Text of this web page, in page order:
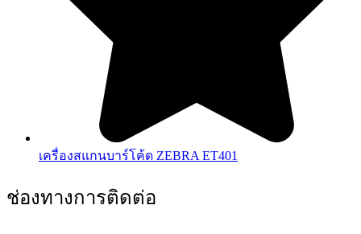
เครื่องสแกนบาร์โค้ด ZEBRA ET401
ช่องทางการติดต่อ